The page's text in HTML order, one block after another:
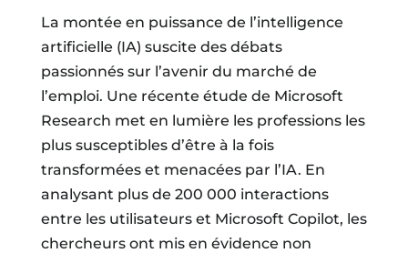
La montée en puissance de l’intelligence
artificielle (IA) suscite des débats
passionnés sur l’avenir du marché de
l’emploi. Une récente étude de Microsoft
Research met en lumière les professions les
plus susceptibles d’être à la fois
transformées et menacées par l’IA. En
analysant plus de 200 000 interactions
entre les utilisateurs et Microsoft Copilot, les
chercheurs ont mis en évidence non